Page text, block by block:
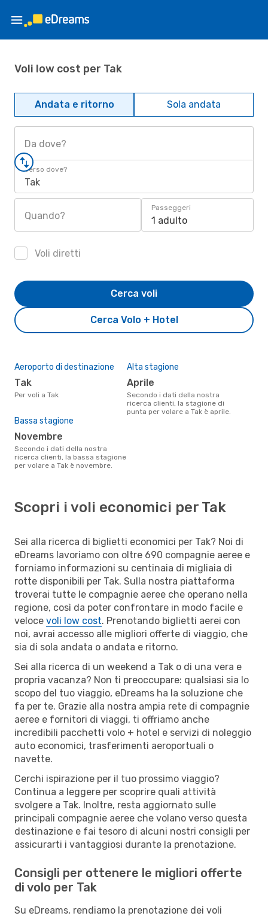
Voli low cost per Tak
Andata e ritorno Sola andata
Da dove?
Verso dove?
Tak
Quando?
Passeggeri
1 adulto
Voli diretti
Cerca Volo + Hotel
Cerca voli
Aeroporto di destinazione
Tak
Per voli a Tak
Alta stagione
aprile
Secondo i dati della nostra
ricerca clienti, la stagione di
punta per volare a Tak è aprile.
Bassa stagione
novembre
Secondo i dati della nostra
ricerca clienti, la bassa stagione
per volare a Tak è novembre.
Scopri i voli economici per Tak
Sei alla ricerca di biglietti economici per Tak? Noi di
eDreams lavoriamo con oltre 690 compagnie aeree e
forniamo informazioni su centinaia di migliaia di
rotte disponibili per Tak. Sulla nostra piattaforma
troverai tutte le compagnie aeree che operano nella
regione, così da poter confrontare in modo facile e
veloce voli low cost. Prenotando biglietti aerei con
noi, avrai accesso alle migliori offerte di viaggio, che
sia di sola andata o andata e ritorno.
Sei alla ricerca di un weekend a Tak o di una vera e
propria vacanza? Non ti preoccupare: qualsiasi sia lo
scopo del tuo viaggio, eDreams ha la soluzione che
fa per te. Grazie alla nostra ampia rete di compagnie
aeree e fornitori di viaggi, ti offriamo anche
incredibili pacchetti volo + hotel e servizi di noleggio
auto economici, trasferimenti aeroportuali o
navette.
Cerchi ispirazione per il tuo prossimo viaggio?
Continua a leggere per scoprire quali attività
svolgere a Tak. Inoltre, resta aggiornato sulle
principali compagnie aeree che volano verso questa
destinazione e fai tesoro di alcuni nostri consigli per
assicurarti i vantaggiosi durante la prenotazione.
Consigli per ottenere le migliori offerte
di volo per Tak
Su eDreams, rendiamo la prenotazione dei voli